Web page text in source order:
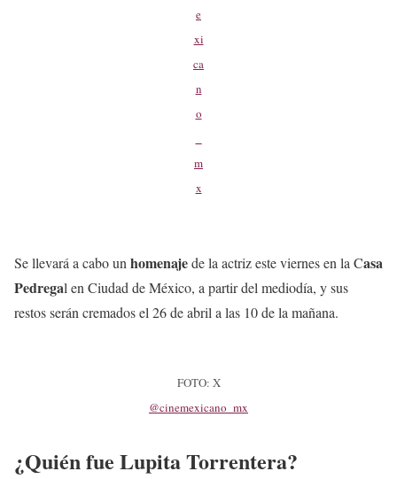
e
xi
ca
n
o
m
x
Se llevará a cabo unhomenajede la actriz este viernes en la Casa
Pedregal en Ciudad de México, a partir del mediodía, y sus
restos serán cremados el 26 de abril a las 10 de la mañana.
FOTO: X
@cinemexicano_mx
¿Quién fue Lupita Torrentera?